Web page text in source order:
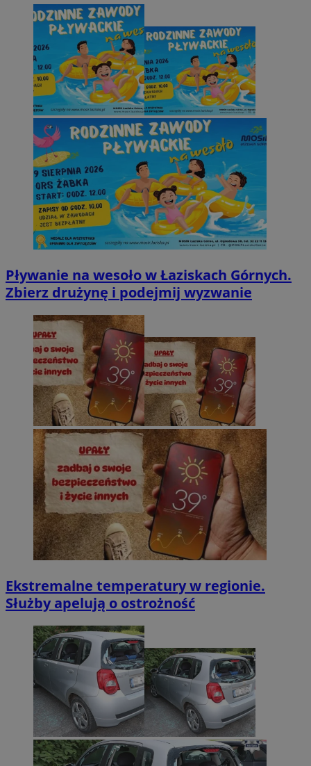
Pływanie na wesoło w Łaziskach Górnych.
Zbierz drużynę i podejmij wyzwanie
Ekstremalne temperatury w regionie.
Służby apelują o ostrożność